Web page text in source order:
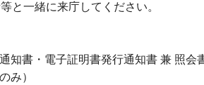
と一緒に来庁してください。
知書・電子証明書発行通知書 兼 照会
み）